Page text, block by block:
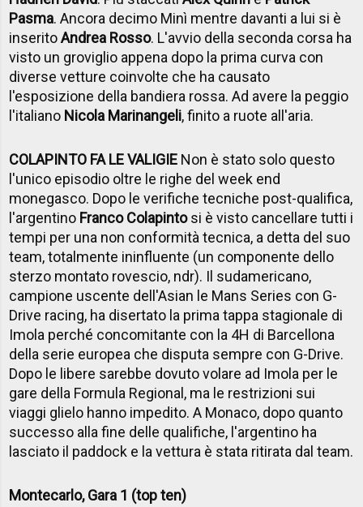
Pasma. Ancora decimo Minì mentre davanti a lui si è
inseritoAndrea Rosso. L'avvio della seconda corsa ha
visto un groviglio appena dopo la prima curva con
diverse vetture coinvolte che ha causato
l'esposizione della bandiera rossa. Ad avere la peggio
l'italiano Nicola Marinangeli, finito a ruote all'aria.
COLAPINTO FA LE VALIGIE Non è stato solo questo
l'unico episodio oltre le righe del week end
monegasco. Dopo le verifiche tecniche post-qualifica,
l'argentino Franco Colapintosi è visto cancellare tutti i
tempi per una non conformità tecnica, a detta del suo
team, totalmente ininfluente (un componente dello
sterzo montato rovescio, ndr). Il sudamericano,
campione uscente dell'Asian le Mans Series con G-
Drive racing, ha disertato la prima tappa stagionale di
Imola perché concomitante con la 4H di Barcellona
della serie europea che disputa sempre con G-Drive.
Dopo le libere sarebbe dovuto volare ad Imola per le
gare della Formula Regional, ma le restrizioni sui
viaggi glielo hanno impedito. A Monaco, dopo quanto
successo alla fine delle qualifiche, l'argentino ha
lasciato il paddock e la vettura è stata ritirata dal team.
Montecarlo, Gara 1 (top ten)